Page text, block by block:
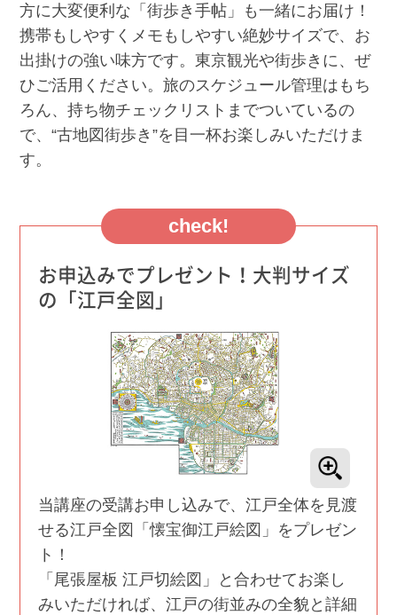
方に大変便利な「街歩き手帖」も一緒にお届け！
携帯もしやすくメモもしやすい絶妙サイズで、お
出掛けの強い味方です。東京観光や街歩きに、ぜ
ひご活用ください。旅のスケジュール管理はもち
ろん、持ち物チェックリストまでついているの
で、“古地図街歩き”を目一杯お楽しみいただけま
す。
check!
お申込みでプレゼント！大判サイズ
の「江戸全図」
当講座の受講お申し込みで、江戸全体を見渡
せる江戸全図「懐宝御江戸絵図」をプレゼン
ト！
「尾張屋板 江戸切絵図」と合わせてお楽し
みいただければ、江戸の街並みの全貌と詳細